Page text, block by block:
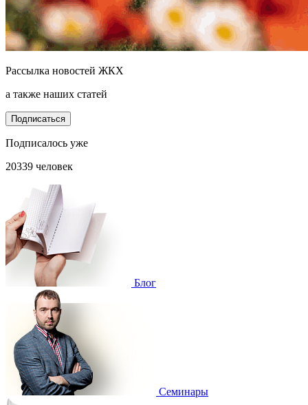
Рассылка новостей ЖКХ
а также наших статей
Подписаться
Подписалось уже
20339 человек
Блог
Cеминары